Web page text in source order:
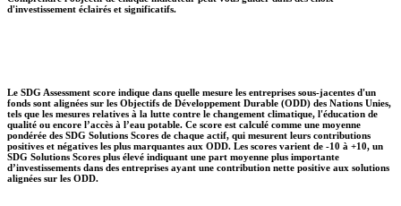
d'investissement éclairés et significatifs.
Le SDG Assessment score indique dans quelle mesure les entreprises sous-jacentes d'un
fonds sont alignées sur les Objectifs de Développement Durable (ODD) des Nations Unies,
tels que les mesures relatives à la lutte contre le changement climatique, l'éducation de
qualité ou encore l’accès à l’eau potable. Ce score est calculé comme une moyenne
pondérée des SDG Solutions Scores de chaque actif, qui mesurent leurs contributions
positives et négatives les plus marquantes aux ODD. Les scores varient de -10 à +10, un
SDG Solutions Scores plus élevé indiquant une part moyenne plus importante
d’investissements dans des entreprises ayant une contribution nette positive aux solutions
alignées sur les ODD.